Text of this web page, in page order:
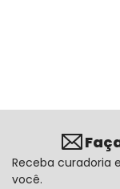
Receba curadoria
você.